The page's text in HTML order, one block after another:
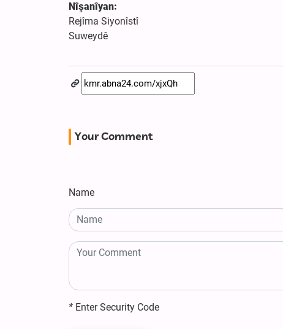
Nîşanîyan:
Rejîma Siyonîstî
Suweydê
Your Comment
Name
* Enter Security Code